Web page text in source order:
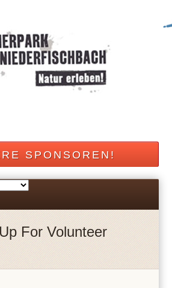
SPONSOREN!
For Volunteer